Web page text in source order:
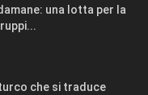
una lotta per la
che si traduce